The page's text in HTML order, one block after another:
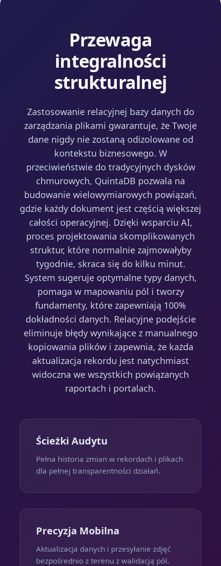
Przewaga
integralności
strukturalnej
Zastosowanie relacyjnej bazy danych do
zarządzania plikami gwarantuje, że Twoje
dane nigdy nie zostaną odizolowane od
kontekstu biznesowego. W
przeciwieństwie do tradycyjnych dysków
chmurowych, QuintaDB pozwala na
budowanie wielowymiarowych powiązań,
gdzie każdy dokument jest częścią większej
całości operacyjnej. Dzięki wsparciu AI,
proces projektowania skomplikowanych
struktur, które normalnie zajmowałyby
tygodnie, skraca się do kilku minut.
System sugeruje optymalne typy danych,
pomaga w mapowaniu pól i tworzy
fundamenty, które zapewniają 100%
dokładności danych. Relacyjne podejście
eliminuje błędy wynikające z manualnego
kopiowania plików i zapewnia, że każda
aktualizacja rekordu jest natychmiast
widoczna we wszystkich powiązanych
raportach i portalach.
Ścieżki Audytu
Pełna historia zmian w rekordach i plikach
dla pełnej transparentności działań.
Precyzja Mobilna
Aktualizacja danych i przesyłanie zdjęć
bezpośrednio z terenu z walidacją pól.